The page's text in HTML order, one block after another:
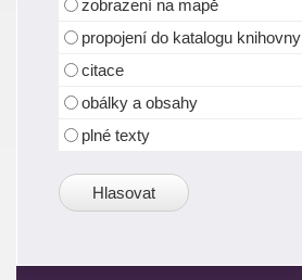
zobrazení na mapě
propojení do katalogu knihovny
citace
obálky a obsahy
plné texty